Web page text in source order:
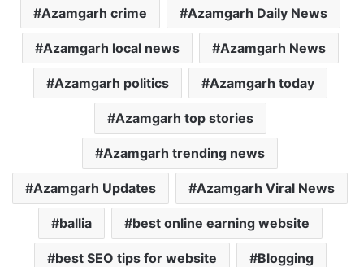
p
p
o
k
r
Azamgarh crime Azamgarh Daily News
Azamgarh local news Azamgarh News
Azamgarh politics Azamgarh today
Azamgarh top stories
Azamgarh trending news
Azamgarh Updates Azamgarh Viral News
ballia best online earning website
best SEO tips for website Blogging